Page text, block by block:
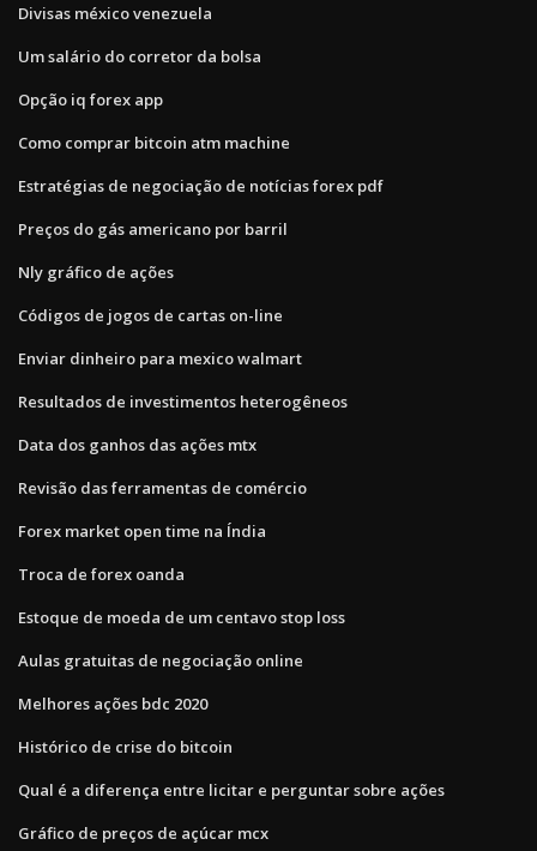
Divisas méxico venezuela
Um salário do corretor da bolsa
Opção iq forex app
Como comprar bitcoin atm machine
Estratégias de negociação de notícias forex pdf
Preços do gás americano por barril
Nly gráfico de ações
Códigos de jogos de cartas on-line
Enviar dinheiro para mexico walmart
Resultados de investimentos heterogêneos
Data dos ganhos das ações mtx
Revisão das ferramentas de comércio
Forex market open time na Índia
Troca de forex oanda
Estoque de moeda de um centavo stop loss
Aulas gratuitas de negociação online
Melhores ações bdc 2020
Histórico de crise do bitcoin
Qual é a diferença entre licitar e perguntar sobre ações
Gráfico de preços de açúcar mcx